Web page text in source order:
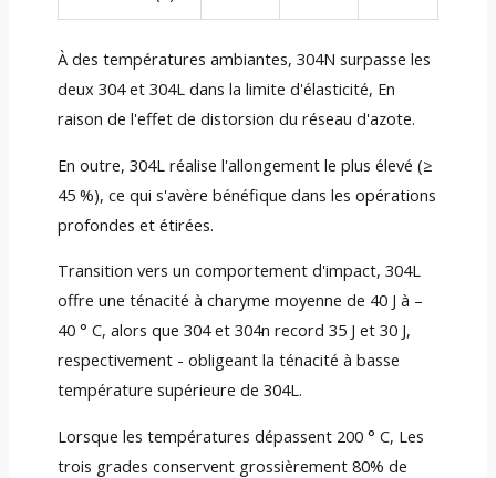
À des températures ambiantes, 304N surpasse les
deux 304 et 304L dans la limite d'élasticité, En
raison de l'effet de distorsion du réseau d'azote.
En outre, 304L réalise l'allongement le plus élevé (≥
45 %), ce qui s'avère bénéfique dans les opérations
profondes et étirées.
Transition vers un comportement d'impact, 304L
offre une ténacité à charyme moyenne de 40 J à –
40 ° C, alors que 304 et 304n record 35 J et 30 J,
respectivement - obligeant la ténacité à basse
température supérieure de 304L.
Lorsque les températures dépassent 200 ° C, Les
trois grades conservent grossièrement 80% de